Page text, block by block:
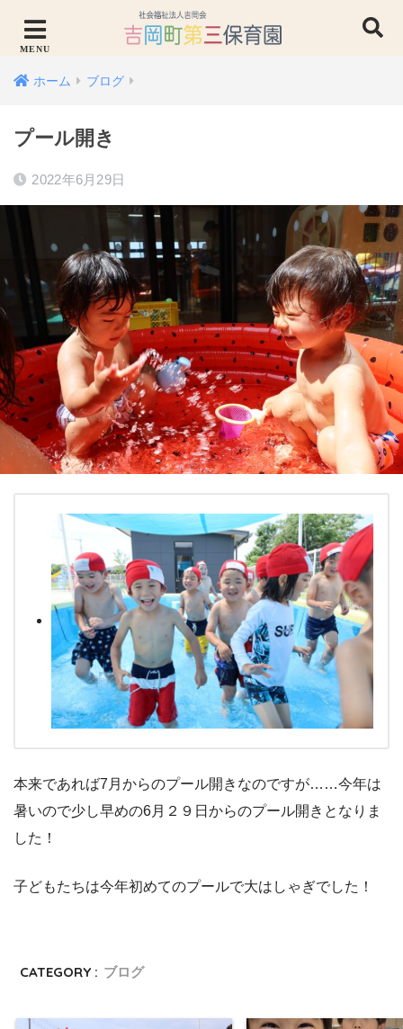
ホーム ブログ
プール開き
2022年6月29日
本来であれば7月からのプール開きなのですが……今年は
暑いので少し早めの6月２９日からのプール開きとなりま
した！
子どもたちは今年初めてのプールで大はしゃぎでした！
CATEGORY : ブログ